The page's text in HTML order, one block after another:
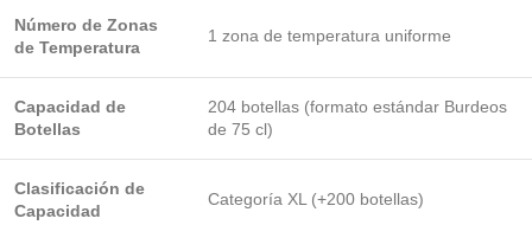
Número de Zonas
de Temperatura
1 zona de temperatura uniforme
Capacidad de
Botellas
204 botellas (formato estándar Burdeos
de 75 cl)
Clasificación de
Capacidad
Categoría XL (+200 botellas)